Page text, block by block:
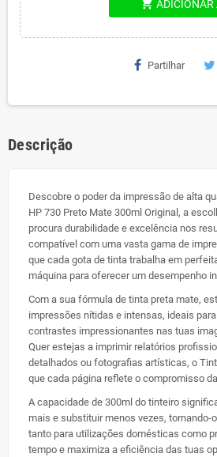
shopping_cart ADICIONAR
Partilhar
Descrição
Descobre o poder da impressão de alta
HP 730 Preto Mate 300ml Original, a
procura durabilidade e excelência nos
compatível com uma vasta gama de
que cada gota de tinta trabalha em
máquina para oferecer um desempenho
Com a sua fórmula de tinta preta mate,
impressões nítidas e intensas, ideais
contrastes impressionantes nas tuas
Quer estejas a imprimir relatórios
detalhados ou fotografias artísticas, o
que cada página reflete o compromisso
A capacidade de 300ml do tinteiro
mais e substituir menos vezes, tornando-
tanto para utilizações domésticas como
tempo e maximiza a eficiência das tuas